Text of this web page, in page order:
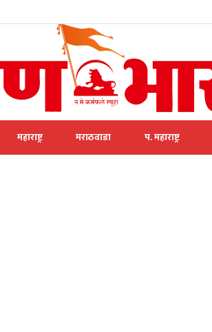
महाराष्ट्र मराठवाडा प. महाराष्ट्र